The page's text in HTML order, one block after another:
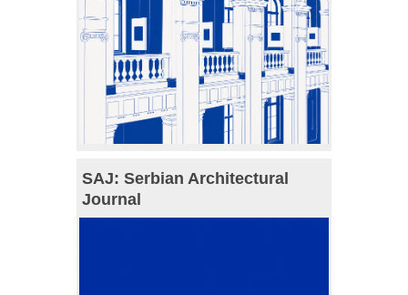
SAJ: Serbian Architectural
Journal